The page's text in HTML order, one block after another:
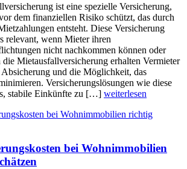
ist eine spezielle Versicherung,
dem finanziellen Risiko schützt, das durch
entsteht. Diese Versicherung
relevant, wenn Mieter ihren
nicht nachkommen können oder
Mietausfallversicherung erhalten Vermieter
und die Möglichkeit, das
Versicherungslösungen wie diese
stabile Einkünfte zu […] weiterlesen
bei Wohnimmobilien